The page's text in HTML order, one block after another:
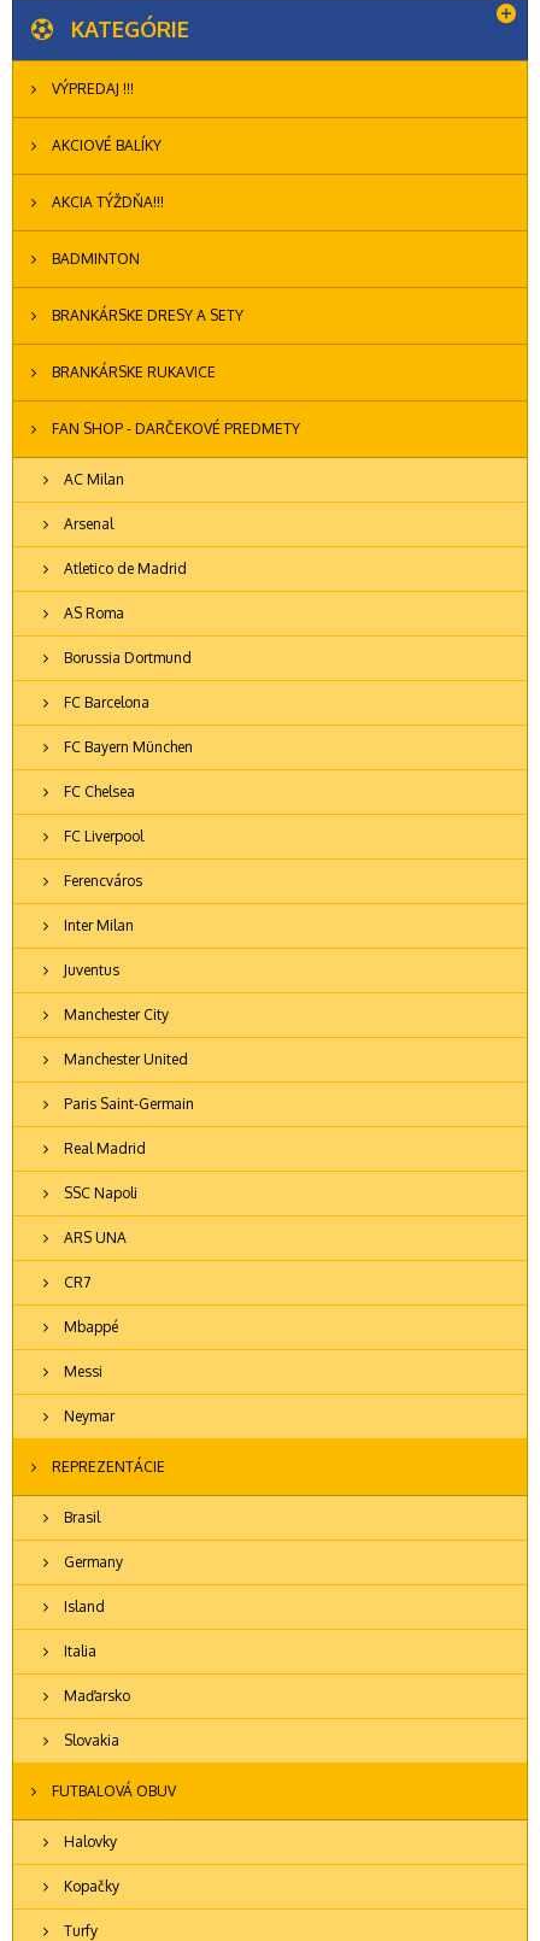
KATEGÓRIE
VÝPREDAJ !!!
AKCIOVÉ BALÍKY
AKCIA TÝŽDŇA!!!
BADMINTON
BRANKÁRSKE DRESY A SETY
BRANKÁRSKE RUKAVICE
FAN SHOP - DARČEKOVÉ PREDMETY
AC Milan
Arsenal
Atletico de Madrid
AS Roma
Borussia Dortmund
FC Barcelona
FC Bayern München
FC Chelsea
FC Liverpool
Ferencváros
Inter Milan
Juventus
Manchester City
Manchester United
Paris Saint-Germain
Real Madrid
SSC Napoli
ARS UNA
CR7
Mbappé
Messi
Neymar
REPREZENTÁCIE
Brasil
Germany
Island
Italia
Maďarsko
Slovakia
FUTBALOVÁ OBUV
Halovky
Kopačky
Turfy